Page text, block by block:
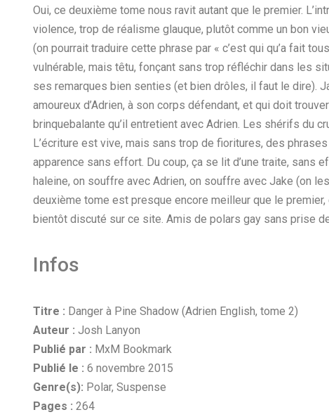
Oui, ce deuxième tome nous ravit autant que le premier.
violence, trop de réalisme glauque, plutôt comme un bon
(on pourrait traduire cette phrase par « c’est qui qu’a fait
vulnérable, mais têtu, fonçant sans trop réfléchir dans les
ses remarques bien senties (et bien drôles, il faut le dire).
amoureux d’Adrien, à son corps défendant, et qui doit
brinquebalante qu’il entretient avec Adrien. Les shérifs du
L’écriture est vive, mais sans trop de fioritures, des
apparence sans effort. Du coup, ça se lit d’une traite, sans
haleine, on souffre avec Adrien, on souffre avec Jake (on
deuxième tome est presque encore meilleur que le
bientôt discuté sur ce site. Amis de polars gay sans prise
Infos
Titre : Danger à Pine Shadow (Adrien English, tome 2)
Auteur : Josh Lanyon
Publié par : MxM Bookmark
Publié le : 6 novembre 2015
Genre(s): Polar, Suspense
Pages : 264